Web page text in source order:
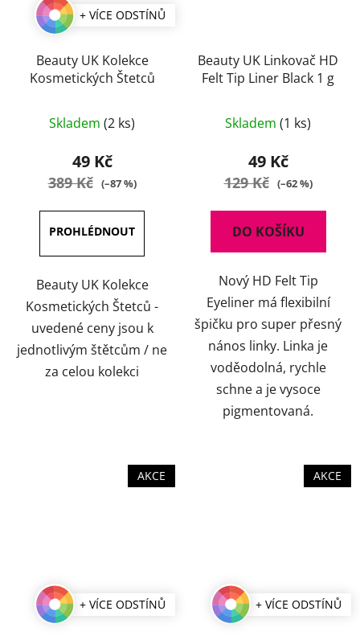
+ VÍCE ODSTÍNŮ
Beauty UK Kolekce
Kosmetických Štetců
Skladem (2 ks)
49 Kč
389 Kč (–87 %)
Beauty UK Kolekce
Kosmetických Štetců -
uvedené ceny jsou k
jednotlivým štětcům / ne
za celou kolekci
Beauty UK Linkovač HD
Felt Tip Liner Black 1 g
Skladem (1 ks)
49 Kč
129 Kč (–62 %)
DO KOŠÍKU
Nový HD Felt Tip
Eyeliner má flexibilní
špičku pro super přesný
nános linky. Linka je
voděodolná, rychle
schne a je vysoce
pigmentovaná.
AKCE
+ VÍCE ODSTÍNŮ
AKCE
+ VÍCE ODSTÍNŮ